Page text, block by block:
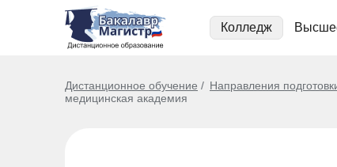
Колледж
Дистанционное обучение Направления
медицинская академия